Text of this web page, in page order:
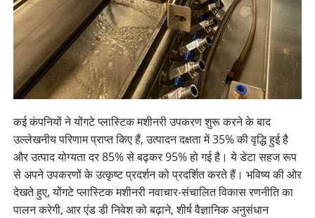
कई कंपनियों ने योंगटे प्लास्टिक मशीनरी उपकरण शुरू करने के बाद
उल्लेखनीय परिणाम प्राप्त किए हैं, उत्पादन दक्षता में 35% की वृद्धि हुई है
और उत्पाद योग्यता दर 85% से बढ़कर 95% हो गई है। ये डेटा सहज रूप
से अपने उपकरणों के उत्कृष्ट प्रदर्शन को प्रदर्शित करते हैं। भविष्य की ओर
देखते हुए, योंगटे प्लास्टिक मशीनरी नवाचार-संचालित विकास रणनीति का
पालन करेगी, आर एंड डी निवेश को बढ़ाने, शीर्ष वैज्ञानिक अनुसंधान